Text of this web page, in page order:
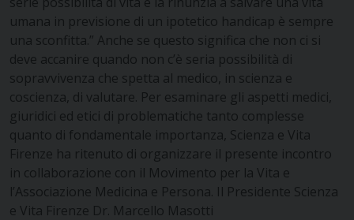
umana in previsione di un ipotetico handicap è sempre
una sconfitta.” Anche se questo significa che non ci si
deve accanire quando non c’è seria possibilità di
sopravvivenza che spetta al medico, in scienza e
coscienza, di valutare. Per esaminare gli aspetti medici,
giuridici ed etici di problematiche tanto complesse
quanto di fondamentale importanza, Scienza e Vita
Firenze ha ritenuto di organizzare il presente incontro
in collaborazione con il Movimento per la Vita e
l’Associazione Medicina e Persona. Il Presidente Scienza
e Vita Firenze Dr. Marcello Masotti